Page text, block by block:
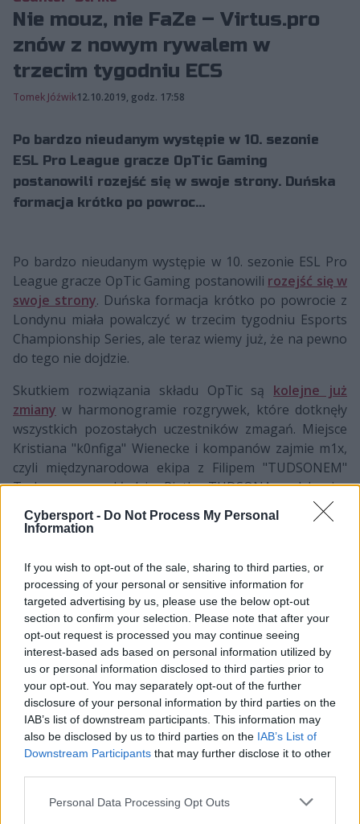
Cybersport - Do Not Process My Personal
Information
If you wish to opt-out of the sale, sharing to third parties, or
processing of your personal or sensitive information for
targeted advertising by us, please use the below opt-out
section to confirm your selection. Please note that after your
opt-out request is processed you may continue seeing
interest-based ads based on personal information utilized by
us or personal information disclosed to third parties prior to
your opt-out. You may separately opt-out of the further
disclosure of your personal information by third parties on the
IAB’s list of downstream participants. This information may
also be disclosed by us to third parties on the IAB’s List of
Downstream Participants that may further disclose it to other
Personal Data Processing Opt Outs
Nie mouz, nie FaZe – Virtus.pro
znów z nowym rywalem w
trzecim tygodniu ECS
Tomek Jóźwik12.10.2019, godz. 17:58
Po bardzo nieudanym występie w 10. sezonie
ESL Pro League gracze OpTic Gaming
postanowili rozejść się w swoje strony. Duńska
formacja krótko po powroc...
Po bardzo nieudanym występie w 10. sezonie ESL Pro
League gracze OpTic Gaming postanowili rozejść się w
swoje strony. Duńska formacja krótko po powrocie z
Londynu miała powalczyć w trzecim tygodniu Esports
Championship Series, ale teraz wiemy już, że na pewno
do tego nie dojdzie.
Skutkiem rozwiązania składu OpTic są kolejne już
zmiany w harmonogramie rozgrywek, które dotknęły
wszystkich pozostałych uczestników zmagań. Miejsce
Kristiana "k0nfiga" Wienecke i kompanów zajmie m1x,
czyli międzynarodowa ekipa z Filipem "TUDSONEM"
Tudevem na pokładzie. Piątka TUDSONA pod koniec
minionego miesiąca grała już w drugim tygodniu ECS,
gdzie odpadła po ćwierćfinałowej klęsce z AVANGAR,
tamtego rezultatu.
Jeśli m1x sprawi ogromną niespodziankę i ogra
mousesports, to w półfinale może trafić na Virtus.pro.
Podopieczni Jakuba "kubena" Gurczyńskiego po
skorygowaniu całej drabinki podejmą Tricked Esport,
które jest już dobrze znanym im przeciwnikiem.
Skandynawowie dwukrotnie ogrywali Virtusów na V4
Future Sports Festival 2019, natomiast niedawno
musieli uznać wyższość Polaków w półfinale ostatniego
tygodnia rozgrywek organizowanych przez FACEITA.
Wobec tego harmonogram trzeciego tygodnia ECS
prezentuje się następująco: